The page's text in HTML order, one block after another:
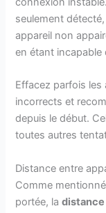
seulement
appareil non
en étant
Effacez parfois
incorrects et
depuis le début.
toutes autres
Distance entre
Comme
portée, la